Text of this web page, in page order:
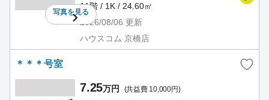
写真を見る
11階 / 1K / 24.60㎡
2026/08/06 更新
ハウスコム 京橋店
＊＊＊号室
7.25万円 (共益費 10,000円)